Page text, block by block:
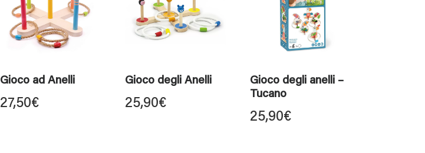
Gioco ad Anelli
27,50€
Gioco degli Anelli
25,90€
Gioco degli anelli –
Tucano
25,90€